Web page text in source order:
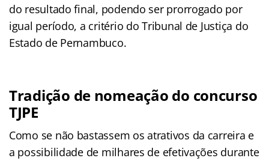
do resultado final, podendo ser prorrogado por
igual período, a critério do Tribunal de Justiça do
Estado de Pernambuco.
Tradição de nomeação do concurso
TJPE
Como se não bastassem os atrativos da carreira e
a possibilidade de milhares de efetivações durante